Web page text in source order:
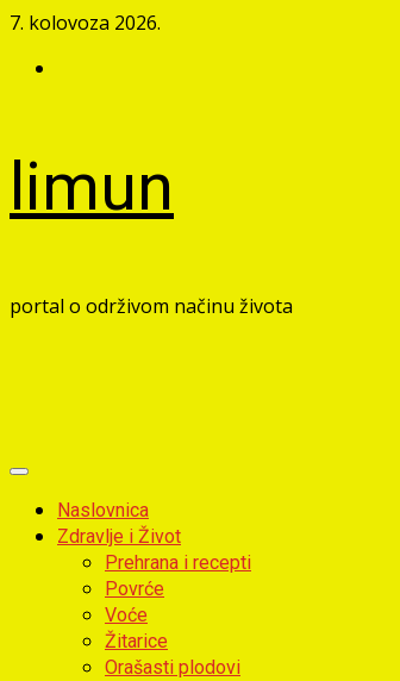
Skip
content
7. kolovoza 2026.
limun
portal o održivom načinu života
Primary
MenuNaslovnica
Zdravlje i Život
Prehrana i recepti
Povrće
Voće
Žitarice
Orašasti plodovi